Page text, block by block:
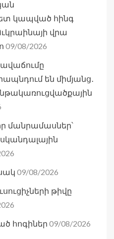
կապված հինգ
վրա
09/08/2026
են միմյանց․
մանրամասներ՝
09/08/2026
թիվը
հոգիներ 09/08/2026